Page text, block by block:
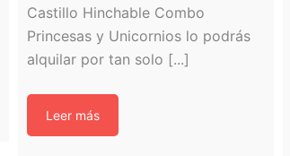
Castillo Hinchable Combo
Princesas y Unicornios lo podrás
alquilar por tan solo [...]
Leer más